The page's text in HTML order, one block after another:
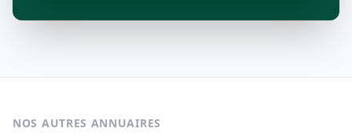
NOS AUTRES ANNUAIRES